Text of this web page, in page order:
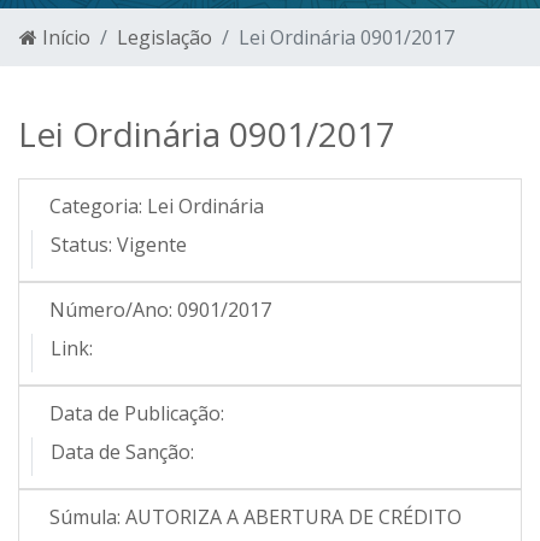
Início Legislação Lei Ordinária 0901/2017
Lei Ordinária 0901/2017
Categoria: Lei Ordinária
Status: Vigente
Número/Ano: 0901/2017
Link:
Data de Publicação:
Data de Sanção:
Súmula: AUTORIZA A ABERTURA DE CRÉDITO